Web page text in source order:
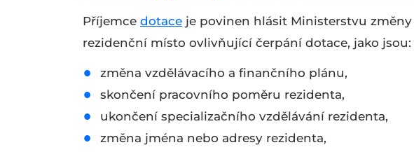
Příjemce dotace je povinen hlásit Ministerstvu
rezidenční místo ovlivňující čerpání dotace, jako jsou:
změna vzdělávacího a finančního plánu,
skončení pracovního poměru rezidenta,
ukončení specializačního vzdělávání rezidenta,
změna jména nebo adresy rezidenta,